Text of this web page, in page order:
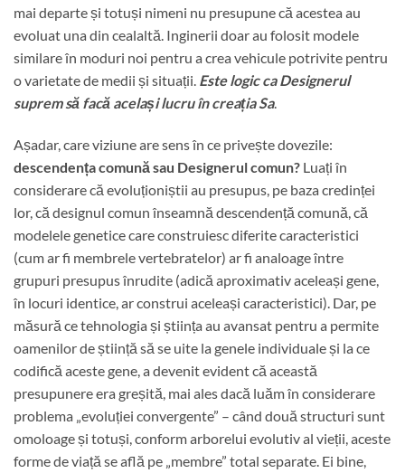
mai departe și totuși nimeni nu presupune că acestea au
evoluat una din cealaltă. Inginerii doar au folosit modele
similare în moduri noi pentru a crea vehicule potrivite pentru
o varietate de medii și situații. Este logic ca Designerul
suprem să facă același lucru în creația Sa.
Așadar, care viziune are sens în ce privește dovezile:
descendența comună sau Designerul comun? Luați în
considerare că evoluționiștii au presupus, pe baza credinței
lor, că designul comun înseamnă descendență comună, că
modelele genetice care construiesc diferite caracteristici
(cum ar fi membrele vertebratelor) ar fi analoage între
grupuri presupus înrudite (adică aproximativ aceleași gene,
în locuri identice, ar construi aceleași caracteristici). Dar, pe
măsură ce tehnologia și știința au avansat pentru a permite
oamenilor de știință să se uite la genele individuale și la ce
codifică aceste gene, a devenit evident că această
presupunere era greșită, mai ales dacă luăm în considerare
problema „evoluției convergente” – când două structuri sunt
omoloage și totuși, conform arborelui evolutiv al vieții, aceste
forme de viață se află pe „membre” total separate. Ei bine,